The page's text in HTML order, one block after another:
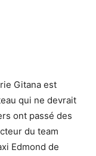
Gitana est
qui ne devrait
ont passé des
du team
Edmond de